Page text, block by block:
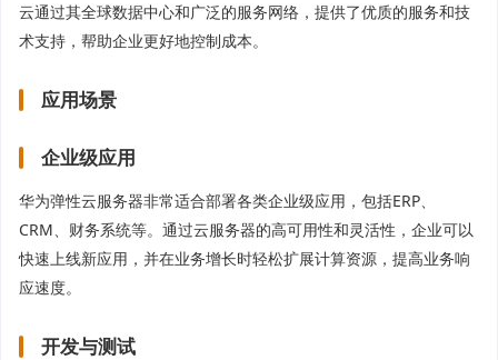
云通过其全球数据中心和广泛的服务网络，提供了优质的服务和技
术支持，帮助企业更好地控制成本。
应用场景
企业级应用
华为弹性云服务器非常适合部署各类企业级应用，包括ERP、
CRM、财务系统等。通过云服务器的高可用性和灵活性，企业可以
快速上线新应用，并在业务增长时轻松扩展计算资源，提高业务响
应速度。
开发与测试